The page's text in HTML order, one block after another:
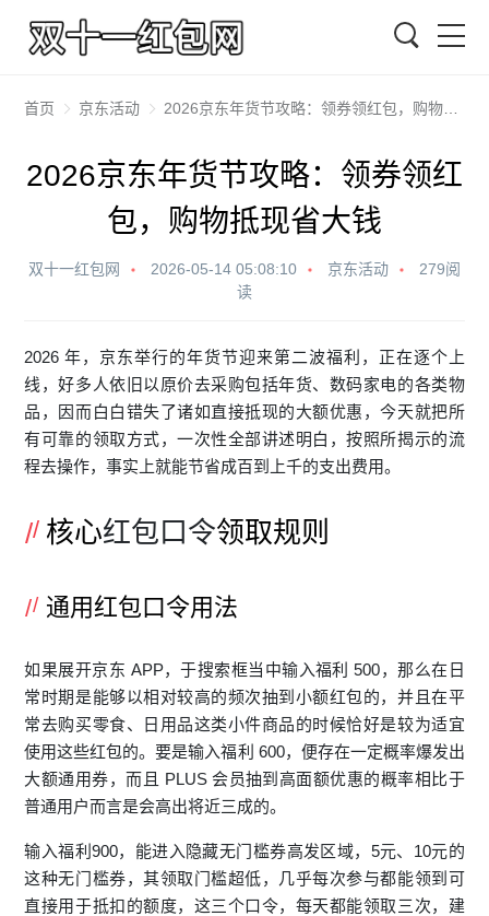
首页 京东活动 2026京东年货节攻略：领券领红包，购物抵现省大钱
2026京东年货节攻略：领券领红
包，购物抵现省大钱
双十一红包网 2026-05-14 05:08:10 京东活动
279阅
读
2026 年，京东举行的年货节迎来第二波福利，正在逐个上
线，好多人依旧以原价去采购包括年货、数码家电的各类物
品，因而白白错失了诸如直接抵现的大额优惠，今天就把所
有可靠的领取方式，一次性全部讲述明白，按照所揭示的流
程去操作，事实上就能节省成百到上千的支出费用。
核心红包口令领取规则
通用红包口令用法
如果展开京东 APP，于搜索框当中输入福利 500，那么在日
常时期是能够以相对较高的频次抽到小额红包的，并且在平
常去购买零食、日用品这类小件商品的时候恰好是较为适宜
使用这些红包的。要是输入福利 600，便存在一定概率爆发出
大额通用券，而且 PLUS 会员抽到高面额优惠的概率相比于
普通用户而言是会高出将近三成的。
输入福利900，能进入隐藏无门槛券高发区域，5元、10元的
这种无门槛券，其领取门槛超低，几乎每次参与都能领到可
直接用于抵扣的额度，这三个口令，每天都能领取三次，建